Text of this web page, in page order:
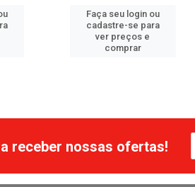
Faça seu login ou
cadastre-se para
ver preços e
comprar
receber nossas ofertas!